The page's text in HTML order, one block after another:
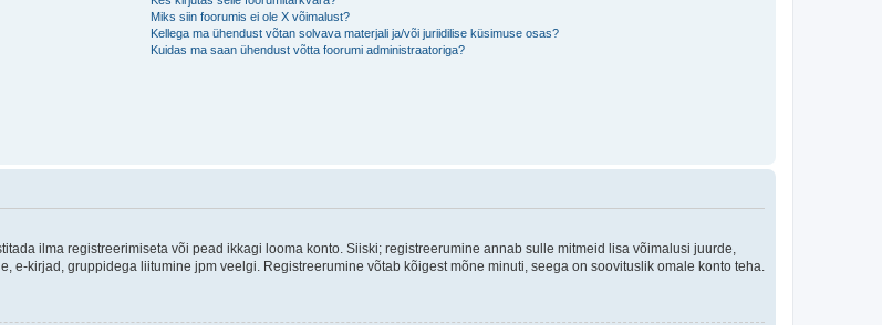
Miks siin foorumis ei ole X võimalust?
Kellega ma ühendust võtan solvava materjali ja/või juriidilise küsimuse osas?
Kuidas ma saan ühendust võtta foorumi administraatoriga?
ilma registreerimiseta või pead ikkagi looma konto. Siiski; registreerumine annab sulle mitmeid lisa võimalusi juurde,
e-kirjad, gruppidega liitumine jpm veelgi. Registreerumine võtab kõigest mõne minuti, seega on soovituslik omale konto teha.